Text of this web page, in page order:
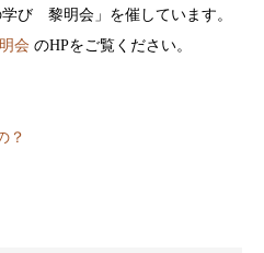
び 黎明会」を催しています。
会 のHPをご覧ください。
？